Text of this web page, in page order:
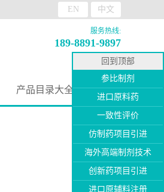
EN 中文
服务热线:
189-8891-9897
产品目录大全
回到顶部
参比制剂
进口原料药
一致性评价
仿制药项目引进
海外高端制剂技术
创新药项目引进
进口原辅料注册